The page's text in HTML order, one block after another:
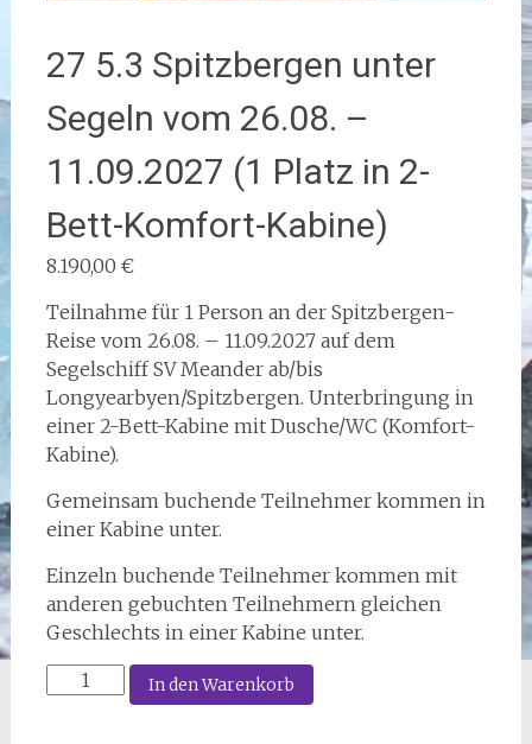
27 5.3 Spitzbergen unter
Segeln vom 26.08. –
11.09.2027 (1 Platz in 2-
Bett-Komfort-Kabine)
8.190,00 €
Teilnahme für 1 Person an der Spitzbergen-
Reise vom 26.08. – 11.09.2027 auf dem
Segelschiff SV Meander ab/bis
Longyearbyen/Spitzbergen. Unterbringung in
einer 2-Bett-Kabine mit Dusche/WC (Komfort-
Kabine).
Gemeinsam buchende Teilnehmer kommen in
einer Kabine unter.
Einzeln buchende Teilnehmer kommen mit
anderen gebuchten Teilnehmern gleichen
Geschlechts in einer Kabine unter.
In den Warenkorb